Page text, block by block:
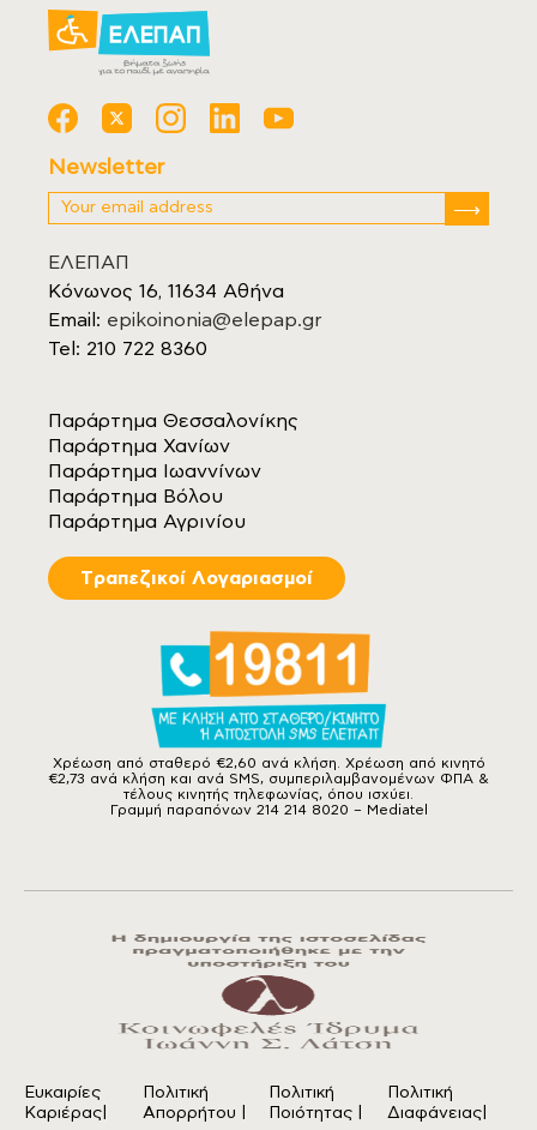
Newsletter
ΕΛΕΠΑΠ
Κόνωνος 16, 11634 Αθήνα
Email: epikoinonia@elepap.gr
Tel: 210 722 8360
Παράρτημα Θεσσαλονίκης
Παράρτημα Χανίων
Παράρτημα Ιωαννίνων
Παράρτημα Βόλου
Παράρτημα Αγρινίου
Tραπεζικοί Λογαριασμοί
Χρέωση από σταθερό €2,60 ανά κλήση. Χρέωση από κινητό
€2,73 ανά κλήση και ανά SMS, συμπεριλαμβανομένων ΦΠΑ &
τέλους κινητής τηλεφωνίας, όπου ισχύει.
Γραμμή παραπόνων 214 214 8020 – Mediatel
Ευκαιρίες
Καριέρας|
Πολιτική
Απορρήτου
Πολιτική
Ποιότητας
Πολιτική
Διαφάνειας|